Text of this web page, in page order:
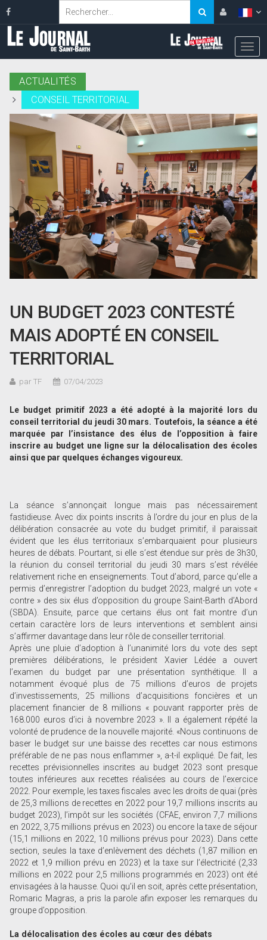
ACTUALITÉS
CONSEIL TERRITORIAL
UN BUDGET 2023 CONTESTÉ
MAIS ADOPTÉ EN CONSEIL
TERRITORIAL
par TF 07/04/2023
Le budget primitif 2023 a été adopté à la majorité lors du
conseil territorial du jeudi 30 mars. Toutefois, la séance a été
marquée par l’insistance des élus de l’opposition à faire
inscrire au budget une ligne sur la délocalisation des écoles
ainsi que par quelques échanges vigoureux.
La séance s’annonçait longue mais pas nécessairement
fastidieuse. Avec dix points inscrits à l’ordre du jour en plus de la
délibération consacrée au vote du budget primitif, il paraissait
évident que les élus territoriaux s’embarquaient pour plusieurs
heures de débats. Pourtant, si elle s’est étendue sur près de 3h30,
la réunion du conseil territorial du jeudi 30 mars s’est révélée
relativement riche en enseignements. Tout d’abord, parce qu’elle a
permis d’enregistrer l’adoption du budget 2023, malgré un vote «
contre » des six élus d’opposition du groupe Saint-Barth d’Abord
(SBDA). Ensuite, parce que certains élus ont fait montre d’un
certain caractère lors de leurs interventions et semblent ainsi
s’affirmer davantage dans leur rôle de conseiller territorial.
Après une pluie d’adoption à l’unanimité lors du vote des sept
premières délibérations, le président Xavier Lédée a ouvert
l’examen du budget par une présentation synthétique. Il a
notamment évoqué plus de 75 millions d’euros de projets
d’investissements, 25 millions d’acquisitions foncières et un
placement financier de 8 millions « pouvant rapporter près de
168.000 euros d’ici à novembre 2023 ». Il a également répété la
volonté de prudence de la nouvelle majorité. «Nous continuons de
baser le budget sur une baisse des recettes car nous estimons
préférable de ne pas nous enflammer », a-t-il expliqué. De fait, les
recettes prévisionnelles inscrites au budget 2023 sont presque
toutes inférieures aux recettes réalisées au cours de l’exercice
2022. Pour exemple, les taxes fiscales avec les droits de quai (près
de 25,3 millions de recettes en 2022 pour 19,7 millions inscrits au
budget 2023), l’impôt sur les sociétés (CFAE, environ 7,7 millions
en 2022, 3,75 millions prévus en 2023) ou encore la taxe de séjour
(15,1 millions en 2022, 10 millions prévus pour 2023). Dans cette
section, seules la taxe d’enlèvement des déchets (1,87 million en
2022 et 1,9 million prévu en 2023) et la taxe sur l’électricité (2,33
millions en 2022 pour 2,5 millions programmés en 2023) ont été
envisagées à la hausse. Quoi qu’il en soit, après cette présentation,
Romaric Magras, a pris la parole afin exposer les remarques du
groupe d’opposition.
La délocalisation des écoles au cœur des débats